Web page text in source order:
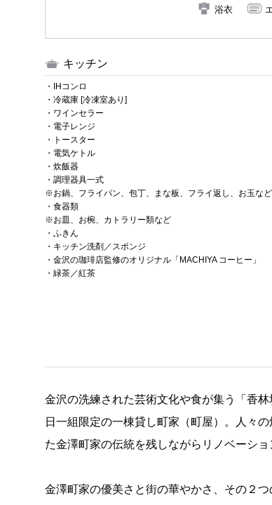
浴衣
キッチン
・IHコンロ
・冷蔵庫 [冷凍室あり]
・ワインセラー
・電子レンジ
・トースター
・電気ケトル
・炊飯器
・調理器具一式
※お鍋、フライパン、包丁、まな板、フライ返し、お玉など
・食器類
※お皿、お椀、カトラリー類など
・ふきん
・キッチン洗剤／スポンジ
・金沢の珈琲店監修のオリジナル「MACHIYA コーヒー」
・緑茶／紅茶
金沢の洗練された芸術文化や食が集う「香
日一組限定の一棟貸し町家（町屋）。人々
た金澤町家の伝統を残しながらリノベーシ
金澤町家の優美さと街の華やかさ、その２